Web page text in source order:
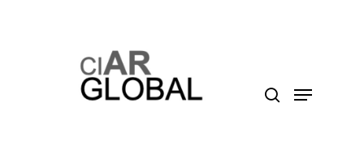
Presione enter para buscar o ESC para cerrar